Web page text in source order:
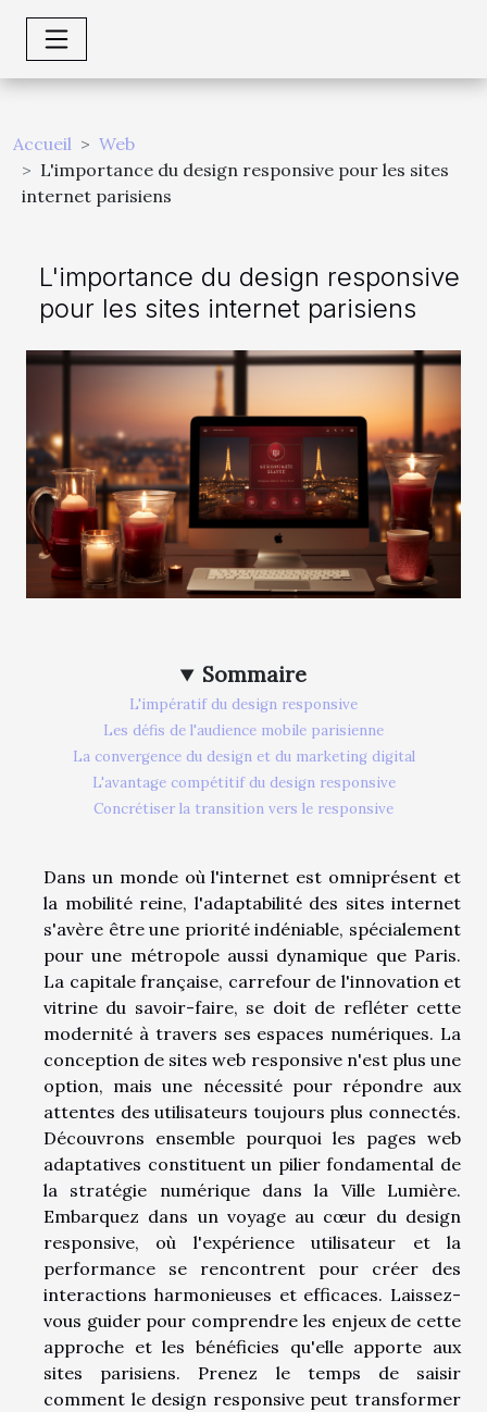
Accueil
Web
L'importance du design responsive pour les sites
internet parisiens
L'importance du design responsive
pour les sites internet parisiens
Sommaire
L'impératif du design responsive
Les défis de l'audience mobile parisienne
La convergence du design et du marketing digital
L'avantage compétitif du design responsive
Concrétiser la transition vers le responsive
Dans un monde où l'internet est omniprésent et
la mobilité reine, l'adaptabilité des sites internet
s'avère être une priorité indéniable, spécialement
pour une métropole aussi dynamique que Paris.
La capitale française, carrefour de l'innovation et
vitrine du savoir-faire, se doit de refléter cette
modernité à travers ses espaces numériques. La
conception de sites web responsive n'est plus une
option, mais une nécessité pour répondre aux
attentes des utilisateurs toujours plus connectés.
Découvrons ensemble pourquoi les pages web
adaptatives constituent un pilier fondamental de
la stratégie numérique dans la Ville Lumière.
Embarquez dans un voyage au cœur du design
responsive, où l'expérience utilisateur et la
performance se rencontrent pour créer des
interactions harmonieuses et efficaces. Laissez-
vous guider pour comprendre les enjeux de cette
approche et les bénéficies qu'elle apporte aux
sites parisiens. Prenez le temps de saisir
comment le design responsive peut transformer